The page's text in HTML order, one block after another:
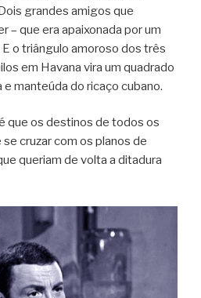
grandes amigos que
– que era apaixonada por um
o triângulo amoroso dos três
em Havana vira um quadrado
e manteúda do ricaço cubano.
que os destinos de todos os
cruzar com os planos de
queriam de volta a ditadura